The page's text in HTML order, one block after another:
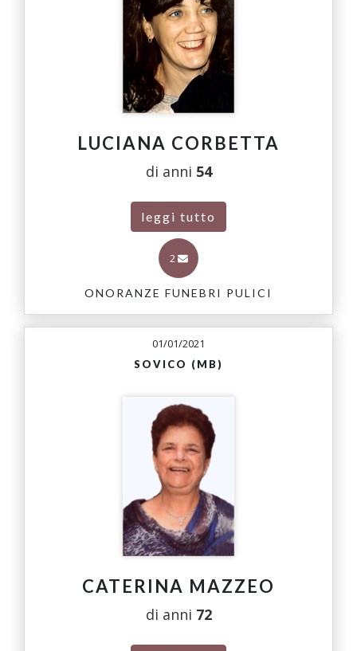
LUCIANA CORBETTA
di anni 54
leggi tutto
2
ONORANZE FUNEBRI PULICI
01/01/2021
SOVICO (MB)
CATERINA MAZZEO
di anni 72